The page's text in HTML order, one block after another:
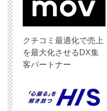
クチコミ最適化で売上
を最大化させるDX集
客パートナー